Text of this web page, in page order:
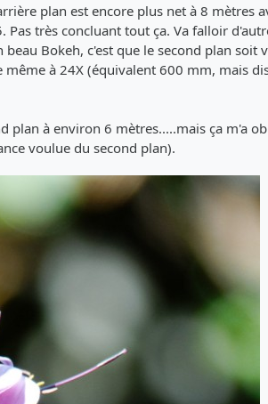
plan est encore plus net à 8 mètres
très concluant tout ça. Va falloir
Bokeh, c'est que le second plan soit
à 24X (équivalent 600 mm, mais
plan à environ 6 mètres.....mais ça m'a
voulue du second plan).